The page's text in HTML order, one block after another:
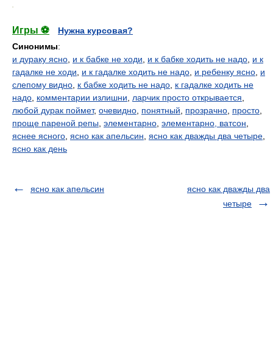
Игры ⚽
Нужна курсовая?
Синонимы:
и дураку ясно и к бабке не ходи и к бабке ходить не надо и к
гадалке не ходи
и к гадалке ходить не надо и ребенку ясно и
слепому видно к бабке ходить не надо к гадалке ходить не
надо комментарии излишни ларчик просто открывается
любой дурак поймет, очевидно понятный прозрачно просто
проще пареной репы элементарно элементарно, ватсон
яснее ясного ясно как апельсин ясно как дважды два четыре
ясно как день
ясно как апельсин
ясно как дважды два
четыре